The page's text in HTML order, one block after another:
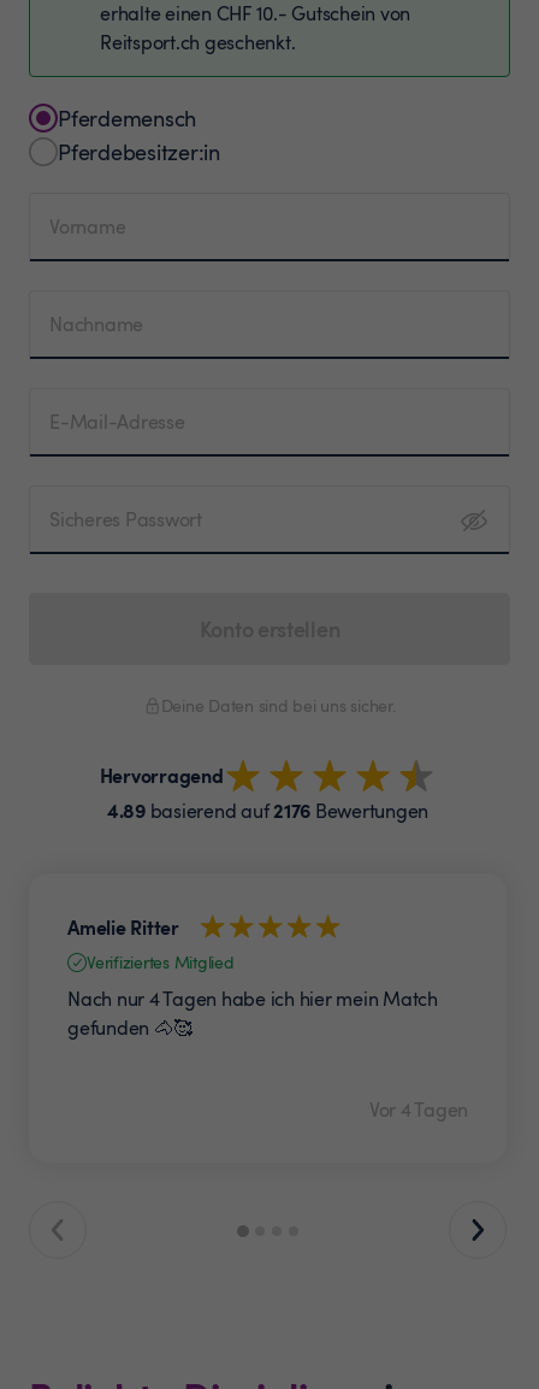
erhalte einen CHF 10.- Gutschein von
Reitsport.ch geschenkt.
Pferdemensch
Pferdebesitzer:in
Vorname
Nachname
E-Mail-Adresse
Sicheres Passwort
Deine Daten sind bei uns sicher.
Hervorragend
4.89basierend auf2176 Bewertungen
Amelie Ritter
Verifiziertes Mitglied
Nach nur 4 Tagen habe ich hier mein Match
gefunden 🐴🥰
Vor 4 Tagen